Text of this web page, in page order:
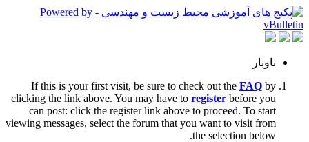
ناوبار
If this is your first visit, be sure to check out the FAQ by
clicking the link above. You may have to register before you
can post: click the register link above to proceed. To start
viewing messages, select the forum that you want to visit from
the selection below.